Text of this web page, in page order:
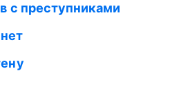
с преступниками